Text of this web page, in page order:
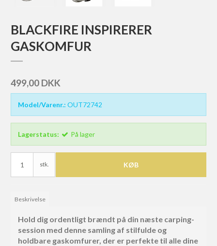
BLACKFIRE INSPIRERER
GASKOMFUR
499,00 DKK
Model/Varenr.: OUT72742
Lagerstatus: På lager
stk. KØB
Beskrivelse
Hold dig ordentligt brændt på din næste carping-
session med denne samling af stilfulde og
holdbare gaskomfurer, der er perfekte til alle dine